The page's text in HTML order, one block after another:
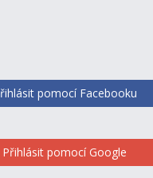
pomocí Facebooku
Přihlásit pomocí Google